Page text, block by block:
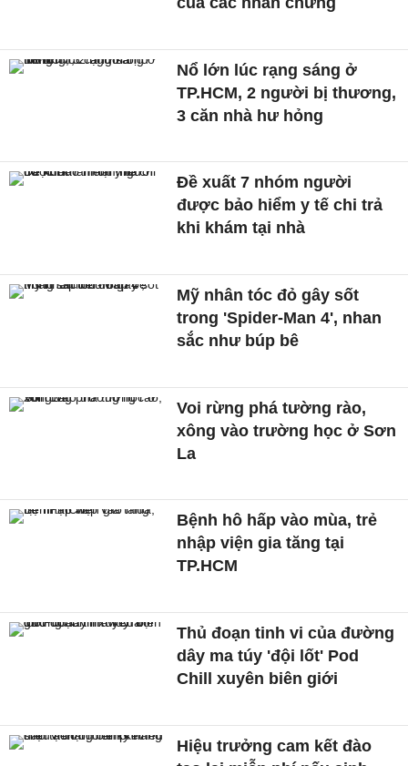
Nổ lớn lúc rạng sáng ở
TP.HCM, 2 người bị thương,
3 căn nhà hư hỏng
Đề xuất 7 nhóm người
được bảo hiểm y tế chi trả
khi khám tại nhà
Mỹ nhân tóc đỏ gây sốt
trong 'Spider-Man 4', nhan
sắc như búp bê
Voi rừng phá tường rào,
xông vào trường học ở Sơn
La
Bệnh hô hấp vào mùa, trẻ
nhập viện gia tăng tại
TP.HCM
Thủ đoạn tinh vi của đường
dây ma túy 'đội lốt' Pod
Chill xuyên biên giới
Hiệu trưởng cam kết đào